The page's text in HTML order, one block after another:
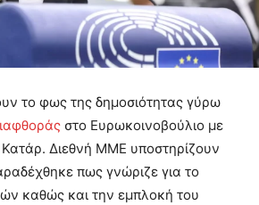
το φως της δημοσιότητας γύρω
στο Ευρωκοινοβούλιο με
Διεθνή ΜΜΕ υποστηρίζουν
πως γνώριζε για το
καθώς και την εμπλοκή του